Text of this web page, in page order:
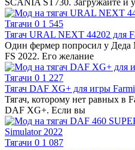
Тягачи 0 1 545
Тягач URAL NEXT 44202 для
Один фермер попросил у Деда
FS 2022. Его желание
Тягачи 0 1 227
Тягач DAF XG+ для игры
Тягач, которому нет равных в
DAF XG+. Если вы
Тягачи 0 1 087